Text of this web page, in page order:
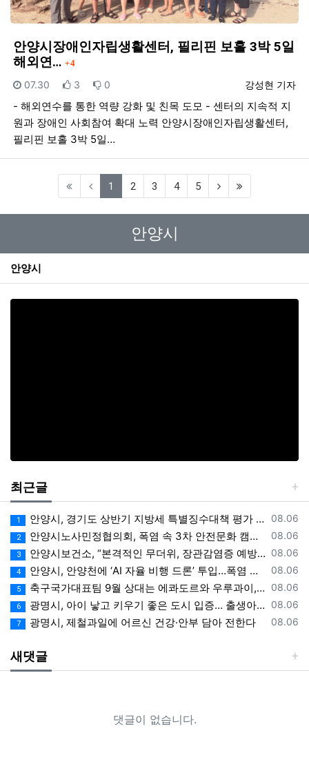
안양시장애인자립생활센터, 필리핀 보홀 3박 5일
해외연… 댓글
4
등록자
강성현 기자
등록일
07.30 추천
3 비추천
0
- 해외연수를 통한 역량 강화 및 친목 도모 - 센터의 지속적 지
원과 장애인 사회참여 확대 노력 안양시장애인자립생활센터,
필리핀 보홀 3박 5일…
1 (current)
2 3 4 5
안양시
안양시
최근글
등록일
08.06
1 안양시, 경기도 상반기 지방세 특별징수대책 평가 ‘우수상’
등록일
08.06
2 안양시노사민정협의회, 폭염 속 3차 안전문화 캠페인 전개
등록일
08.06
3 안양시보건소, “본격적인 무더위, 장관감염증 예방에 각별한 주의 필요”
등록일
08.06
4 안양시, 안양천에 ‘AI 자율 비행 드론’ 투입…폭염 속 온열 질환 예방 계도
등록일
08.06
5 축구국가대표팀 9월 상대는 에콰도르와 우루과이, 9.10월 A매치 4연전 상대 모두 확정
등록일
08.06
6 광명시, 아이 낳고 키우기 좋은 도시 입증… 출생아 증가율 경기도 1위
등록일
08.06
7 광명시, 제철과일에 어르신 건강·안부 담아 전한다
새댓글
댓글이 없습니다.